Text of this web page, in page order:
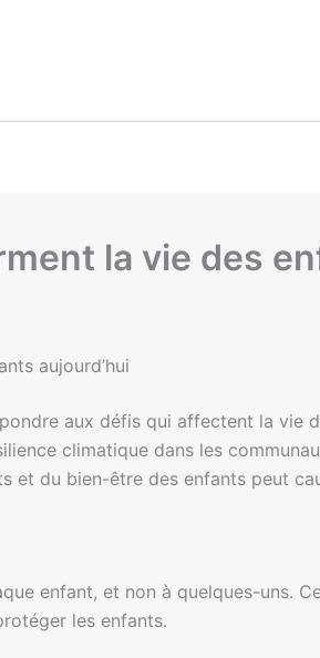
la vie des
aujourd’hui
aux défis qui affectent la vie
climatique dans les
et du bien-être des enfants peut
enfant, et non à quelques-uns.
les enfants.